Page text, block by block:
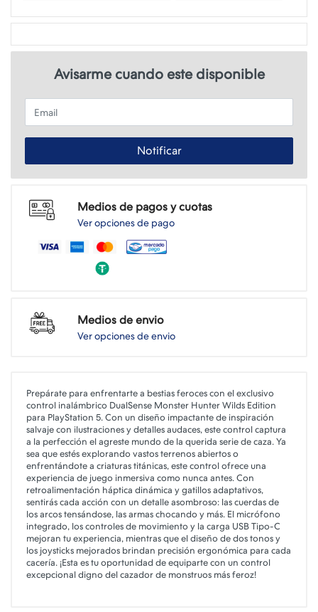
Avisarme cuando este disponible
Email
Notificar
Medios de pagos y cuotas
Ver opciones de pago
Medios de envio
Ver opciones de envio
Prepárate para enfrentarte a bestias feroces con el exclusivo
control inalámbrico DualSense Monster Hunter Wilds Edition
para PlayStation 5. Con un diseño impactante de inspiración
salvaje con ilustraciones y detalles audaces, este control captura
a la perfección el agreste mundo de la querida serie de caza. Ya
sea que estés explorando vastos terrenos abiertos o
enfrentándote a criaturas titánicas, este control ofrece una
experiencia de juego inmersiva como nunca antes. Con
retroalimentación háptica dinámica y gatillos adaptativos,
sentirás cada acción con un detalle asombroso: las cuerdas de
los arcos tensándose, las armas chocando y más. El micrófono
integrado, los controles de movimiento y la carga USB Tipo-C
mejoran tu experiencia, mientras que el diseño de dos tonos y
los joysticks mejorados brindan precisión ergonómica para cada
cacería. ¡Esta es tu oportunidad de equiparte con un control
excepcional digno del cazador de monstruos más feroz!